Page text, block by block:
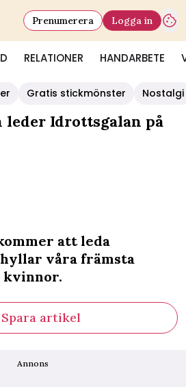
RELATIONER HANDARBETE
Prenumerera Logga in
Gratis stickmönster Nostalgi
leder Idrottsgalan på
att leda
hyllar våra främsta
kvinnor.
Spara artikel
Annons